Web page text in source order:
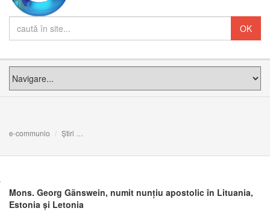
e-communio Știri
Mons. Georg Gänswein, numit nunțiu apostolic în Lituania,
Estonia și Letonia